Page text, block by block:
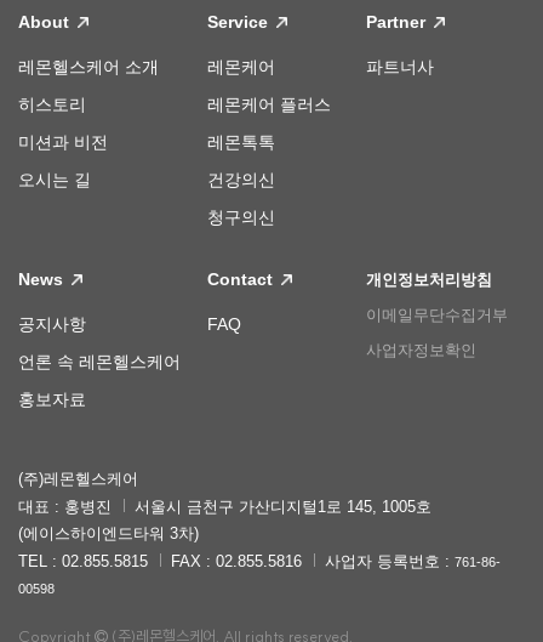
About
레몬헬스케어 소개
히스토리
미션과 비전
오시는 길
Service
레몬케어
레몬케어 플러스
레몬톡톡
건강의신
청구의신
Partner
파트너사
News
공지사항
언론 속 레몬헬스케어
홍보자료
Contact
FAQ
개인정보처리방침
이메일무단수집거부
사업자정보확인
(주)레몬헬스케어
대표 : 홍병진
서울시 금천구 가산디지털1로 145, 1005호
(에이스하이엔드타워 3차)
TEL : 02.855.5815
FAX : 02.855.5816 사업자 등록번호 : 761-86-
00598
Copyright (주)레몬헬스케어. All rights reserved.